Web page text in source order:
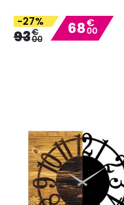
-27%
93€
00
Special
Price
68€
00